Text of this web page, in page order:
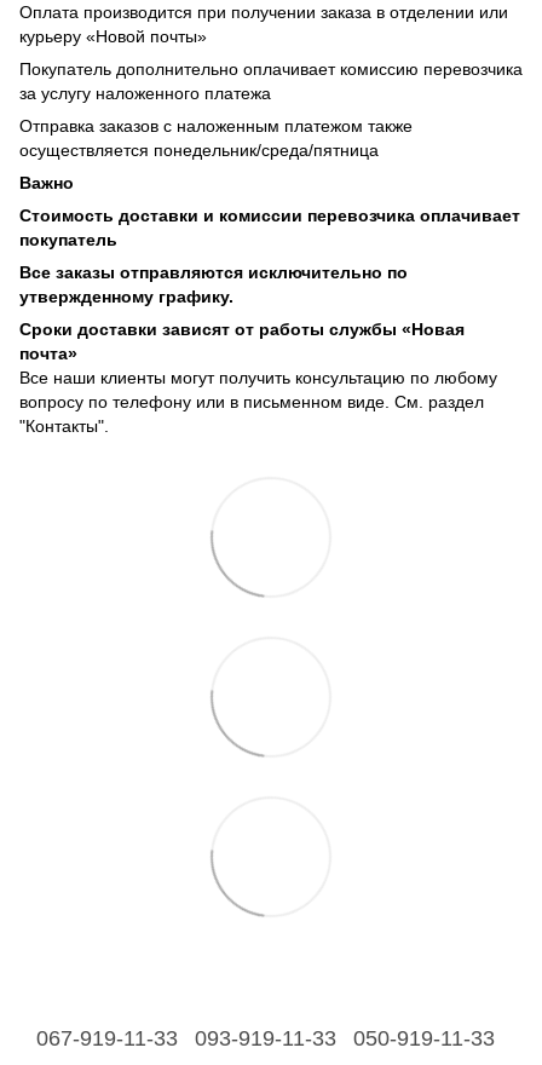
Оплата производится при получении заказа в отделении или
курьеру «Новой почты»
Покупатель дополнительно оплачивает комиссию перевозчика
за услугу наложенного платежа
Отправка заказов с наложенным платежом также
осуществляется понедельник/среда/пятница
Важно
Стоимость доставки и комиссии перевозчика оплачивает
покупатель
Все заказы отправляются исключительно по
утвержденному графику.
Сроки доставки зависят от работы службы «Новая
почта»
Все наши клиенты могут получить консультацию по любому
вопросу по телефону или в письменном виде. См. раздел
"Контакты".
067-919-11-33 093-919-11-33 050-919-11-33